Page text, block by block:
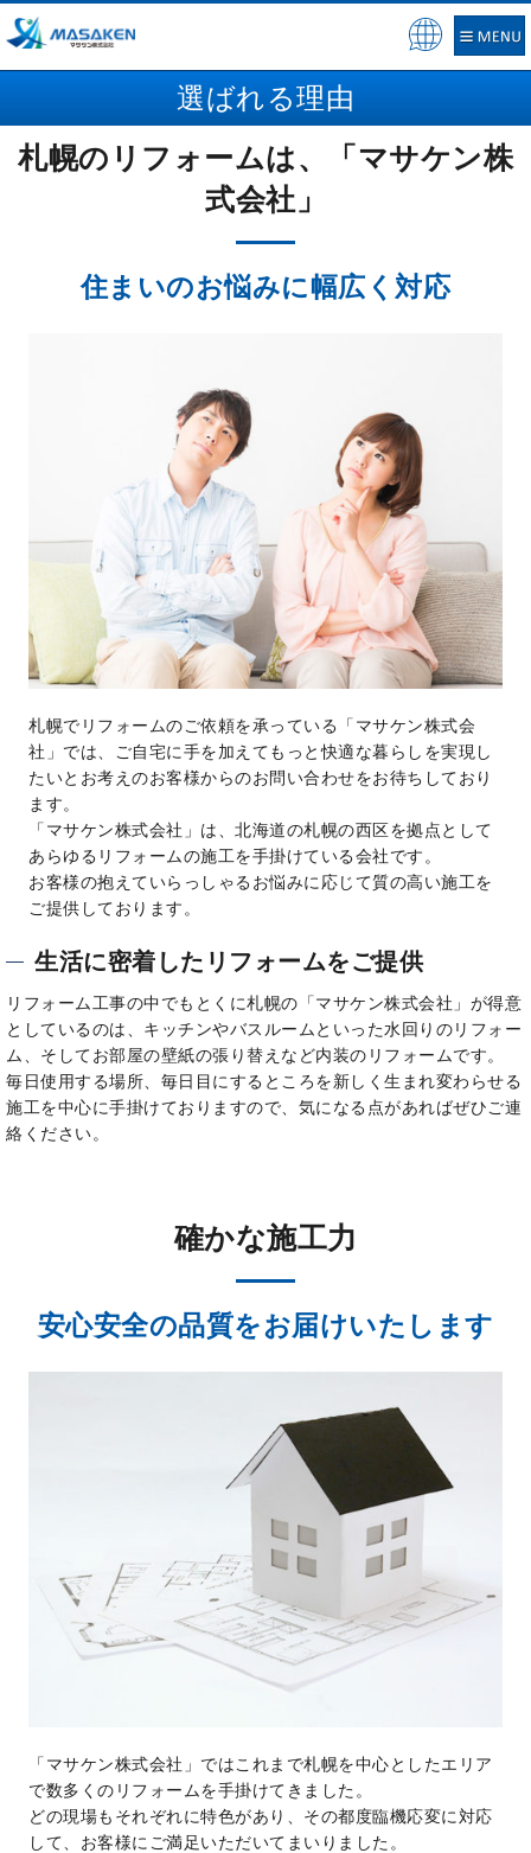
選ばれる理由
札幌のリフォームは、「マサケン株
式会社」
住まいのお悩みに幅広く対応
札幌でリフォームのご依頼を承っている「マサケン株式会
社」では、ご自宅に手を加えてもっと快適な暮らしを実現し
たいとお考えのお客様からのお問い合わせをお待ちしており
ます。
「マサケン株式会社」は、北海道の札幌の西区を拠点として
あらゆるリフォームの施工を手掛けている会社です。
お客様の抱えていらっしゃるお悩みに応じて質の高い施工を
ご提供しております。
生活に密着したリフォームをご提供
リフォーム工事の中でもとくに札幌の「マサケン株式会社」が得意
としているのは、キッチンやバスルームといった水回りのリフォー
ム、そしてお部屋の壁紙の張り替えなど内装のリフォームです。
毎日使用する場所、毎日目にするところを新しく生まれ変わらせる
施工を中心に手掛けておりますので、気になる点があればぜひご連
絡ください。
確かな施工力
安心安全の品質をお届けいたします
「マサケン株式会社」ではこれまで札幌を中心としたエリア
で数多くのリフォームを手掛けてきました。
どの現場もそれぞれに特色があり、その都度臨機応変に対応
して、お客様にご満足いただいてまいりました。